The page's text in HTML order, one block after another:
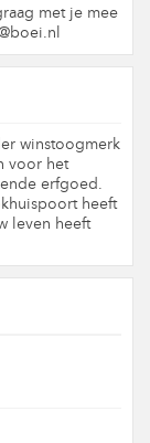
met je mee
winstoogmerk
voor het
erfgoed.
heeft
leven heeft